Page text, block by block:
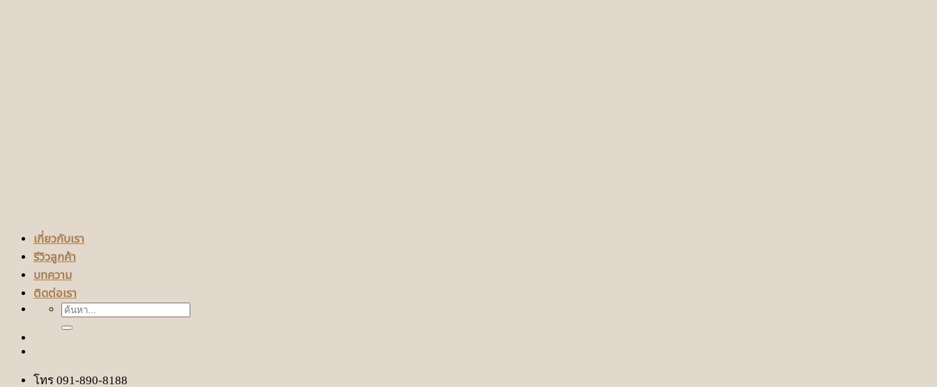
เกี่ยวกับเรา
รีวิวลูกค้า
บทความ
ติดต่อเรา
ค้นหา:
โทร 091-890-8188